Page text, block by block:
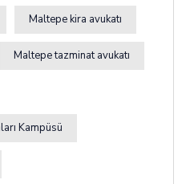
Maltepe kira avukatı
Maltepe tazminat avukatı
Kampüsü